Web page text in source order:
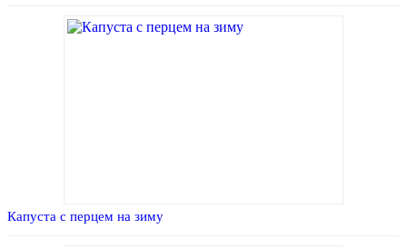
Капуста с перцем на зиму